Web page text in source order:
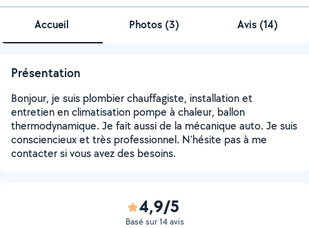
Accueil Photos (3) Avis (14)
Présentation
Bonjour, je suis plombier chauffagiste, installation et
entretien en climatisation pompe à chaleur, ballon
thermodynamique. Je fait aussi de la mécanique auto. Je suis
consciencieux et très professionnel. N'hésite pas à me
contacter si vous avez des besoins.
4,9/5
Basé sur 14 avis